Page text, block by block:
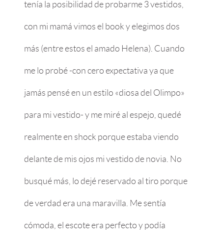
tenía la posibilidad de probarme 3 vestidos,
con mi mamá vimos el book y elegimos dos
más (entre estos el amado Helena). Cuando
me lo probé -con cero expectativa ya que
jamás pensé en un estilo «diosa del Olimpo»
para mi vestido- y me miré al espejo, quedé
realmente en shock porque estaba viendo
delante de mis ojos mi vestido de novia. No
busqué más, lo dejé reservado al tiro porque
de verdad era una maravilla. Me sentía
cómoda, el escote era perfecto y podía